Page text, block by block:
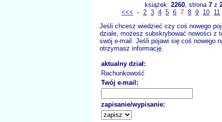
książek: 2260, strona 7z
<<< - 2 3 4 5 6 7 8 9 10 11
Jeśli chcesz wiedzieć czy coś nowego
dziale, możesz subskrybować nowości z
swój e-mail. Jeśli pojawi się coś nowego
otrzymasz informację.
aktualny dział:
Rachunkowość
Twój e-mail:
zapisanie/wypisanie: